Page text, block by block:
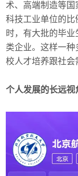
术、高端制造等
科技工业单位的比
时，有大批的毕
类企业。这样一
校人才培养跟社会
个人发展的长远视